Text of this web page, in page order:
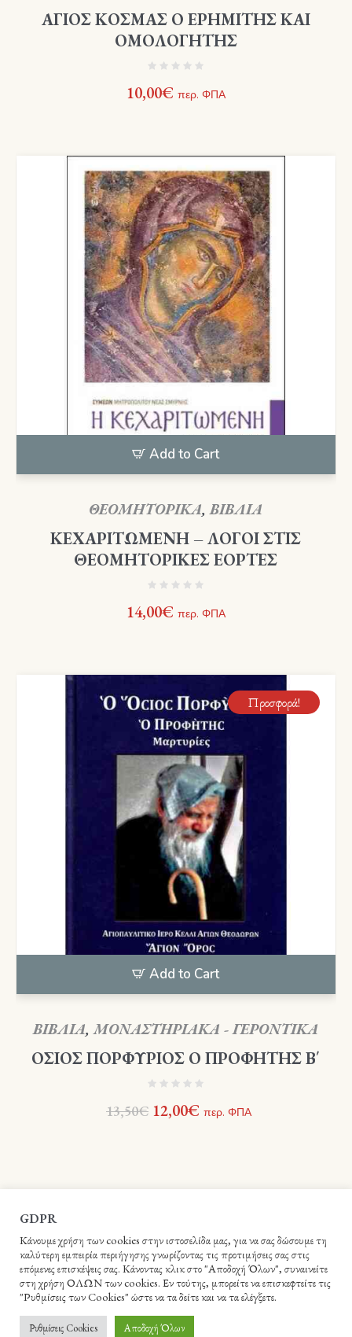
ΑΓΙΟΣ ΚΟΣΜΑΣ Ο ΕΡΗΜΙΤΗΣ ΚΑΙ
ΟΜΟΛΟΓΗΤΗΣ
10,00€ περ. ΦΠΑ
Add to Cart
ΘΕΟΜΗΤΟΡΙΚΑ,ΒΙΒΛΙΑ
ΚΕΧΑΡΙΤΩΜΕΝΗ – ΛΟΓΟΙ ΣΤΙΣ
ΘΕΟΜΗΤΟΡΙΚΕΣ ΕΟΡΤΕΣ
14,00€ περ. ΦΠΑ
Add to Cart
Προσφορά!
ΒΙΒΛΙΑ,ΜΟΝΑΣΤΗΡΙΑΚΑ - ΓΕΡΟΝΤΙΚΑ
ΟΣΙΟΣ ΠΟΡΦΥΡΙΟΣ Ο ΠΡΟΦΗΤΗΣ Β΄
13,50€ Original
12,00€Η
12,00€.
περ. ΦΠΑ
Βιβλιοπωλείο Ιεράς Αρχιεπισκοπής Κρήτης - Webme.gr © 2021 /
GDPR
Κάνουμε χρήση των cookies στην ιστοσελίδα μας, για να σας δώσουμε τη
καλύτερη εμπειρία περιήγησης γνωρίζοντας τις προτιμήσεις σας στις
επόμενες επισκέψεις σας. Κάνοντας κλικ στο "Αποδοχή Όλων", συναινείτε
στη χρήση ΟΛΩΝ των cookies. Εν τούτης, μπορείτε να επισκεφτείτε τις
"Ρυθμίσεις των Cookies" ώστε να τα δείτε και να τα ελέγξετε.
Ρυθμίσεις Cookies Αποδοχή Όλων